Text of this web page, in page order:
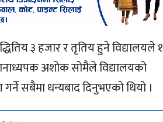
३ हजार र तृतिय हुने विद्यालयले १
अशोक सोमैले विद्यालयको
सबैमा धन्यबाद दिनुभएको थियो ।